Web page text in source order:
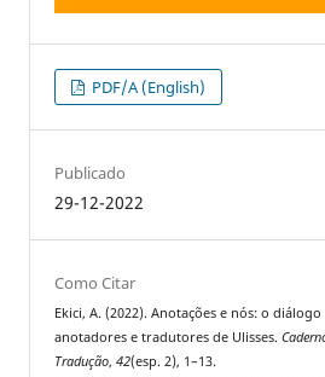
PDF/A (English)
Publicado
29-12-2022
Como Citar
Ekici, A. (2022). Anotações e nós: o diálogo
anotadores e tradutores de Ulisses.
Tradução,42(esp. 2), 1–13.